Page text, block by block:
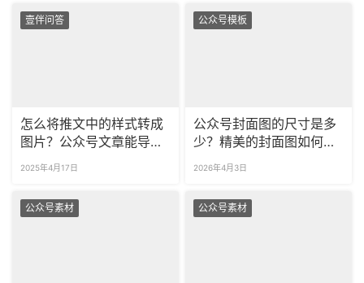
壹伴问答
怎么将推文中的样式转成
图片？公众号文章能导出
2025年4月17日
公众号模板
公众号封面图的尺寸是多
少？精美的封面图如何快
2026年4月3日
公众号素材 公众号素材